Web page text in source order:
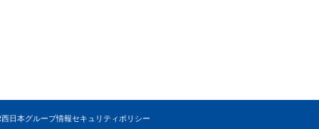
日本グループ情報セキュリティポリシー